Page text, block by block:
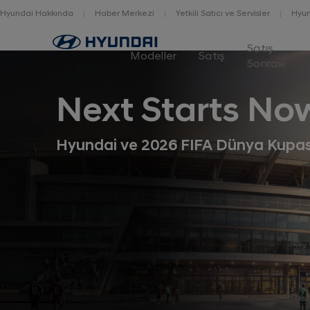
Hyundai Hakkında Haber Merkezi Yetkili Satıcı ve Servisler
Home
Modeller Satış
Satış
Sonrası
Next Starts
Hyundai ve 2026 FIFA Dünya